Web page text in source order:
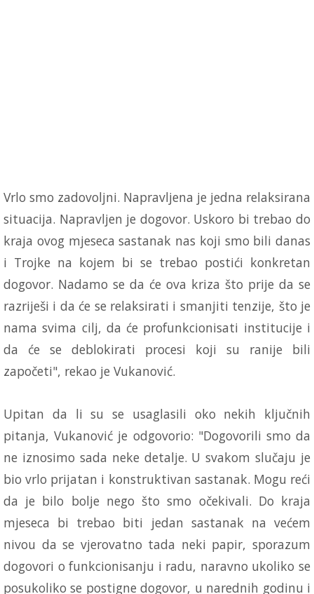
Vrlo smo zadovoljni. Napravljena je jedna relaksirana
situacija. Napravljen je dogovor. Uskoro bi trebao do
kraja ovog mjeseca sastanak nas koji smo bili danas
i Trojke na kojem bi se trebao postići konkretan
dogovor. Nadamo se da će ova kriza što prije da se
razriješi i da će se relaksirati i smanjiti tenzije, što je
nama svima cilj, da će profunkcionisati institucije i
da će se deblokirati procesi koji su ranije bili
započeti", rekao je Vukanović.
Upitan da li su se usaglasili oko nekih ključnih
pitanja, Vukanović je odgovorio: "Dogovorili smo da
ne iznosimo sada neke detalje. U svakom slučaju je
bio vrlo prijatan i konstruktivan sastanak. Mogu reći
da je bilo bolje nego što smo očekivali. Do kraja
mjeseca bi trebao biti jedan sastanak na većem
nivou da se vjerovatno tada neki papir, sporazum
dogovori o funkcionisanju i radu, naravno ukoliko se
posukoliko se postigne dogovor, u narednih godinu i